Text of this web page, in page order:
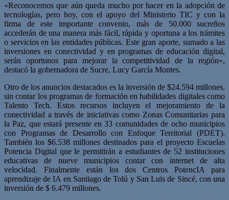
«Reconocemos que aún queda mucho por hacer en la adopción de
tecnologías, pero hoy, con el apoyo del Ministerio TIC y con la
firma de este importante convenio, más de 50.000 sucreños
accederán de una manera más fácil, rápida y oportuna a los trámites
o servicios en las entidades públicas. Este gran aporte, sumado a las
inversiones en conectividad y en programas de educación digital,
serán oportunos para mejorar la competitividad de la región»,
destacó la gobernadora de Sucre, Lucy García Montes.
Otro de los anuncios destacados es la inversión de $24.594 millones,
sin contar los programas de formación en habilidades digitales como
Talento Tech. Estos recursos incluyen el mejoramiento de la
conectividad a través de iniciativas como Zonas Comunitarias para
la Paz, que estará presente en 33 comunidades de ocho municipios
con Programas de Desarrollo con Enfoque Territorial (PDET).
También los $6.538 millones destinados para el proyecto Escuelas
Potencia Digital que le permitirán a estudiantes de 52 instituciones
educativas de nueve municipios contar con internet de alta
velocidad. Finalmente están los dos Centros PotencIA para
aprendizaje de IA en Santiago de Tolú y San Luis de Sincé, con una
inversión de $ 6.479 millones.